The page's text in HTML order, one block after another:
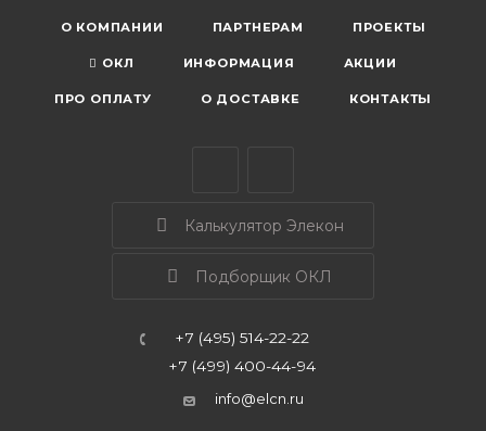
О КОМПАНИИ ПАРТНЕРАМ ПРОЕКТЫ
ОКЛ ИНФОРМАЦИЯ АКЦИИ
ПРО ОПЛАТУ О ДОСТАВКЕ КОНТАКТЫ
Калькулятор Элекон
Подборщик ОКЛ
+7 (495) 514-22-22
+7 (499) 400-44-94
info@elcn.ru